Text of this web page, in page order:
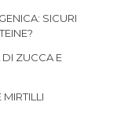
SICURI
ZUCCA E